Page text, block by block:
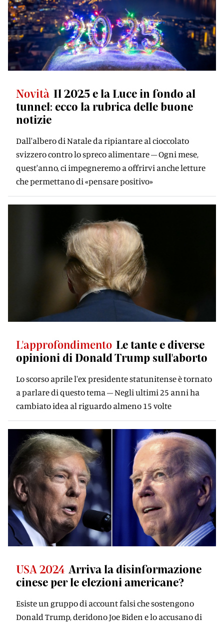
Novità Il 2025 e la Luce in fondo al
tunnel: ecco la rubrica delle buone
notizie
Dall'albero di Natale da ripiantare al cioccolato
svizzero contro lo spreco alimentare – Ogni mese,
quest'anno, ci impegneremo a offrirvi anche letture
che permettano di «pensare positivo»
L'approfondimento Le tante e diverse
opinioni di Donald Trump sull'aborto
Lo scorso aprile l'ex presidente statunitense è tornato
a parlare di questo tema – Negli ultimi 25 anni ha
cambiato idea al riguardo almeno 15 volte
USA 2024 Arriva la disinformazione
cinese per le elezioni americane?
Esiste un gruppo di account falsi che sostengono
Donald Trump, deridono Joe Biden e lo accusano di